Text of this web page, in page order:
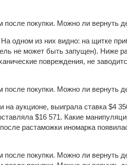
одном из них видно: на щитке
не может быть запущен). Ниже
повреждения, не
аукционе, выиграла ставка $4
$16 571. Какие
растаможки иномарка